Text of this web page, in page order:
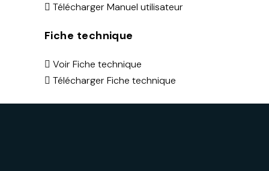
Télécharger Manuel utilisateur
Fiche technique
Voir Fiche technique
Télécharger Fiche technique